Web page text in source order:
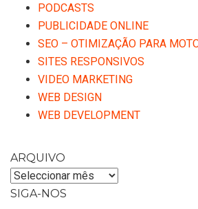
PODCASTS
PUBLICIDADE ONLINE
SEO – OTIMIZAÇÃO PARA
SITES RESPONSIVOS
VIDEO MARKETING
WEB DESIGN
WEB DEVELOPMENT
ARQUIVO
ARQUIVO
SIGA-NOS